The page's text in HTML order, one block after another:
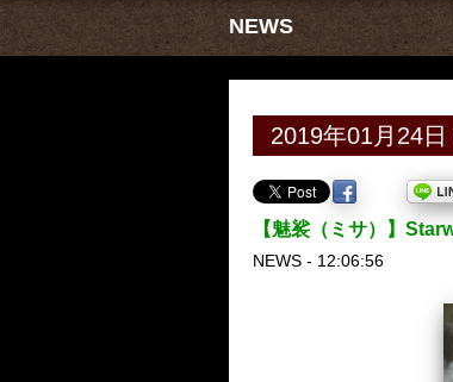
NEWS
2019年01月24日
【魅裟（ミサ）】
NEWS - 12:06:56